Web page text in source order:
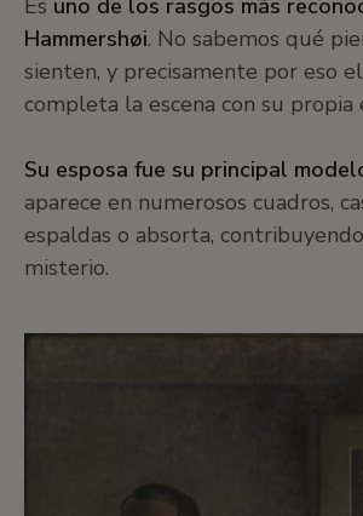
Es uno de los rasgos más
Hammershøi. No sabemos qué
sienten, y precisamente por eso
completa la escena con su propia
Su esposa fue su principal
aparece en numerosos cuadros,
espaldas o absorta,
misterio.